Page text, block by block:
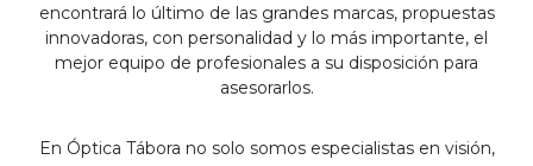
encontrará lo último de las grandes marcas, propuestas
innovadoras, con personalidad y lo más importante, el
mejor equipo de profesionales a su disposición para
asesorarlos.
En Óptica Tábora no solo somos especialistas en visión,